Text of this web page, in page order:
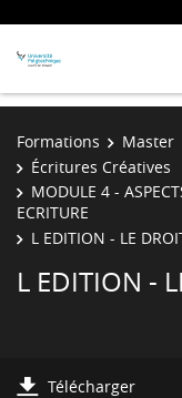
Formations Master
Écritures Créatives
MODULE 4 -
ECRITURE
L EDITION - LE
L EDITION -
Télécharger